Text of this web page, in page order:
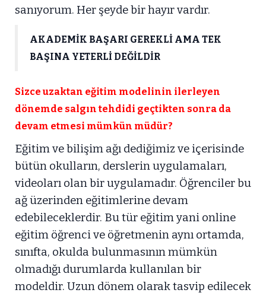
sanıyorum. Her şeyde bir hayır vardır.
AKADEMİK BAŞARI GEREKLİ AMA TEK
BAŞINA YETERLİ DEĞİLDİR
Sizce uzaktan eğitim modelinin ilerleyen
dönemde salgın tehdidi geçtikten sonra da
devam etmesi mümkün müdür?
Eğitim ve bilişim ağı dediğimiz ve içerisinde
bütün okulların, derslerin uygulamaları,
videoları olan bir uygulamadır. Öğrenciler bu
ağ üzerinden eğitimlerine devam
edebileceklerdir. Bu tür eğitim yani online
eğitim öğrenci ve öğretmenin aynı ortamda,
sınıfta, okulda bulunmasının mümkün
olmadığı durumlarda kullanılan bir
modeldir. Uzun dönem olarak tasvip edilecek